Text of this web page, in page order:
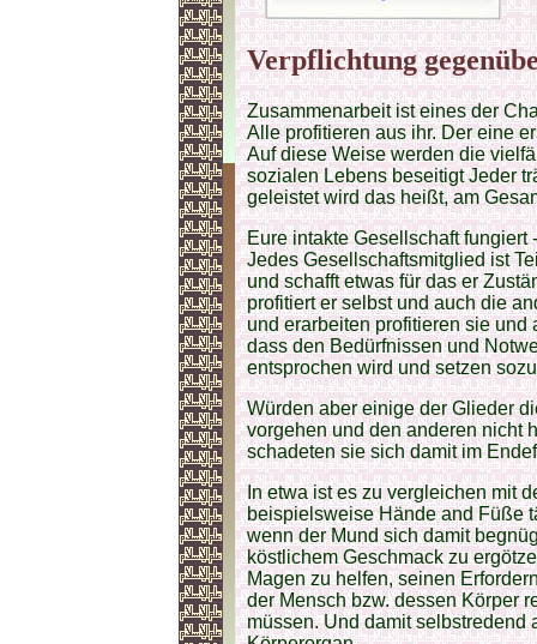
Verpflichtung
Zusammenarbeit ist eines der
Alle profitieren aus ihr. Der eine
Auf diese Weise werden die
sozialen Lebens beseitigt Jeder
geleistet wird das heißt, am
Eure intakte Gesellschaft
Jedes Gesellschaftsmitglied ist
und schafft etwas für das er
profitiert er selbst und auch die
und erarbeiten profitieren sie und
dass den Bedürfnissen und
entsprochen wird und setzen
Würden aber einige der Glieder
vorgehen und den anderen nicht
schadeten sie sich damit im
In etwa ist es zu vergleichen mit
beispielsweise Hände and Füße
wenn der Mund sich damit
köstlichem Geschmack zu
Magen zu helfen, seinen
der Mensch bzw. dessen Körper
müssen. Und damit selbstredend